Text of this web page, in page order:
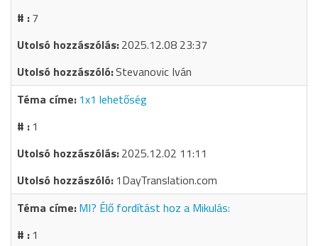
7
2025.12.08 23:37
Stevanovic Iván
1x1 lehetőség
1
2025.12.02 11:11
1DayTranslation.com
MI? Élő fordítást hoz a Mikulás:
1